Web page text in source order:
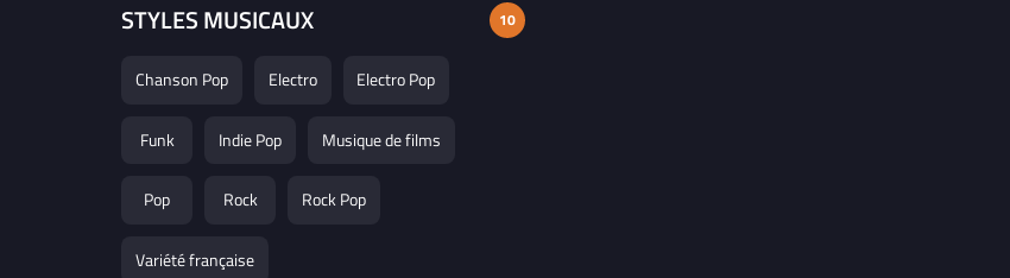
STYLES MUSICAUX 10
Chanson Pop Electro Electro Pop
Funk Indie Pop Musique de films
Pop Rock Rock Pop
Variété française